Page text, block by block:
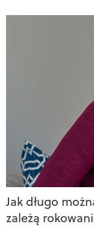
Jak długo
zależą